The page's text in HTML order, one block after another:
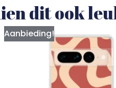
dit ook
Aanbieding!